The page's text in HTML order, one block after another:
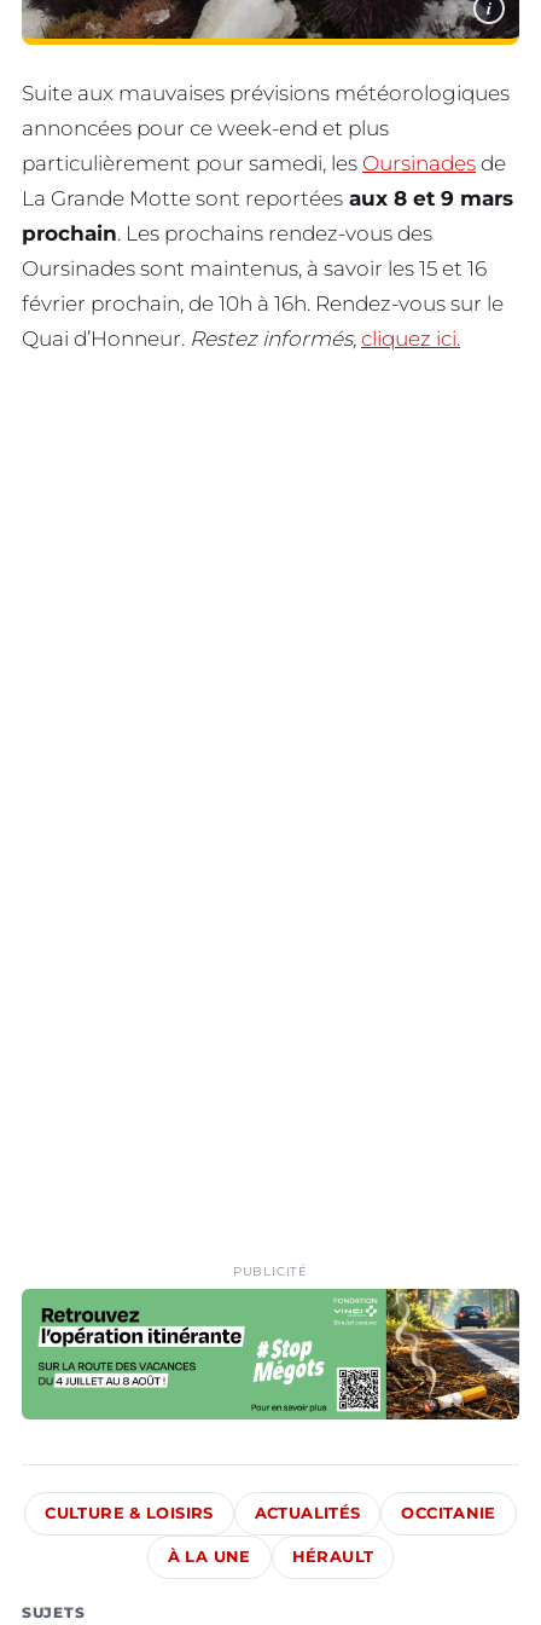
i
Suite aux mauvaises prévisions météorologiques
annoncées pour ce week-end et plus
particulièrement pour samedi, les Oursinades de
La Grande Motte sont reportées aux 8 et 9 mars
prochain. Les prochains rendez-vous des
Oursinades sont maintenus, à savoir les 15 et 16
février prochain, de 10h à 16h. Rendez-vous sur le
Quai d’Honneur. Restez informés, cliquez ici.
PUBLICITÉ
CULTURE & LOISIRS ACTUALITÉS OCCITANIE
À LA UNE HÉRAULT
SUJETS